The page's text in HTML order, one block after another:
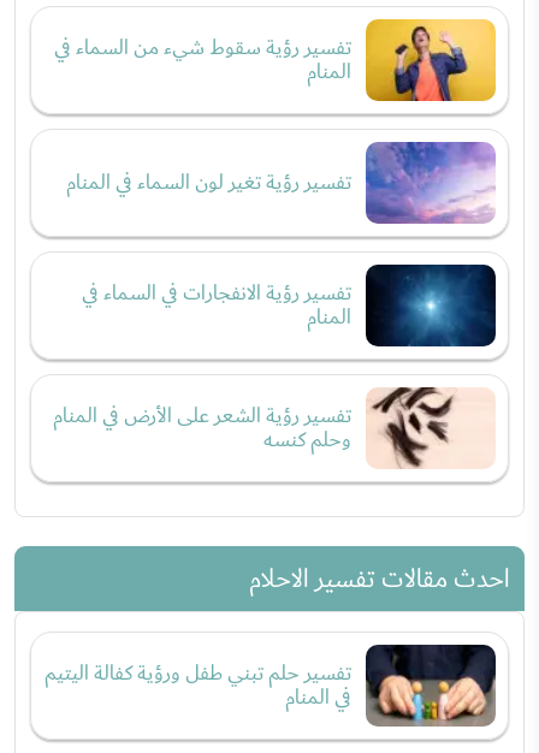
تفسير رؤية سقوط شيء من السماء في
المنام
تفسير رؤية تغير لون السماء في المنام
تفسير رؤية الانفجارات في السماء في
المنام
تفسير رؤية الشعر على الأرض في المنام
وحلم كنسه
احدث مقالات تفسير الاحلام
تفسير حلم تبني طفل ورؤية كفالة اليتيم
في المنام